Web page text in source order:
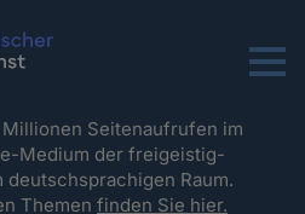
Menu
Seitenaufrufen im
Medium der freigeistig-
Raum.
Themenfinden Sie hier.